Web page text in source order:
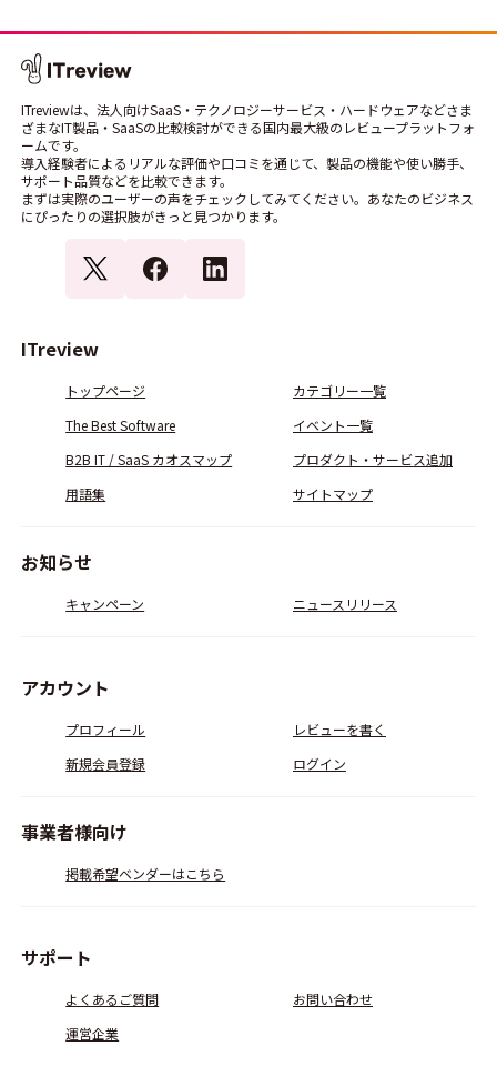
ITreviewは、法人向けSaaS・テクノロジーサービス・ハードウェアなどさま
ざまなIT製品・SaaSの比較検討ができる国内最大級のレビュープラットフォ
ームです。
導入経験者によるリアルな評価や口コミを通じて、製品の機能や使い勝手、
サポート品質などを比較できます。
まずは実際のユーザーの声をチェックしてみてください。あなたのビジネス
にぴったりの選択肢がきっと見つかります。
ITreview
トップページ
カテゴリー一覧
The Best Software
イベント一覧
B2B IT / SaaS カオスマップ
プロダクト・サービス追加
用語集
サイトマップ
お知らせ
キャンペーン ニュースリリース
アカウント
プロフィール
レビューを書く
新規会員登録
ログイン
事業者様向け
掲載希望ベンダーはこちら
サポート
よくあるご質問
お問い合わせ
運営企業